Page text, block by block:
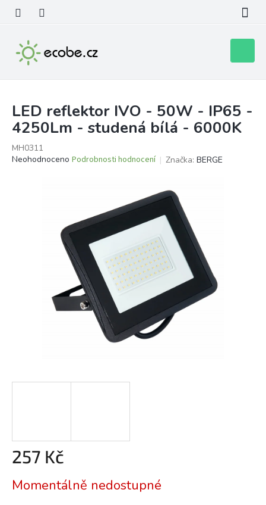
obsah
košík
LED reflektor IVO - 50W - IP65 -
4250Lm - studená bílá - 6000K
MH0311
Průměrné
Neohodnoceno Podrobnosti hodnocení Značka: BERGE
257 Kč
cena:
Momentálně nedostupné